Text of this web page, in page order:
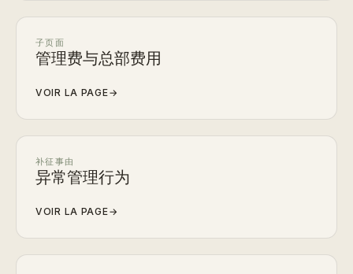
子页面
管理费与总部费用
VOIR LA PAGE→
补征事由
异常管理行为
VOIR LA PAGE→